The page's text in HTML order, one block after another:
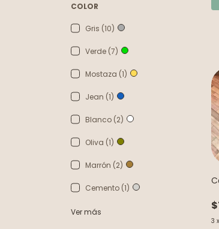
COLOR
Gris (10)
Verde (7)
Mostaza (1)
Jean (1)
Blanco (2)
Oliva (1)
Marrón (2)
Cemento (1)
Ver más
3 x